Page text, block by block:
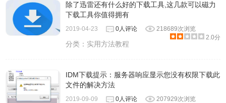
除了迅雷还有什么好的下载工具,这几款可以磁力
下载工具你值得拥有
2019-04-23 0人评论
218689次浏览
2.0分
分类： 实用方法教程
IDM下载提示：服务器响应显示您没有权限下载此
文件的解决方法
2019-09-09 0人评论
207929次浏览